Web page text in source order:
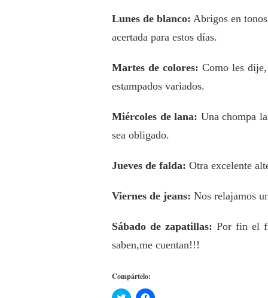
FABULOSASLunes de blanco: Abrigos en
acertada para estos días.
Martes de colores: Como les
estampados variados.
Miércoles de lana: Una chompa
sea obligado.
Jueves de falda: Otra excelente
Viernes de jeans: Nos relajamos
Sábado de zapatillas: Por fin el
saben,me cuentan!!!
Compártelo: